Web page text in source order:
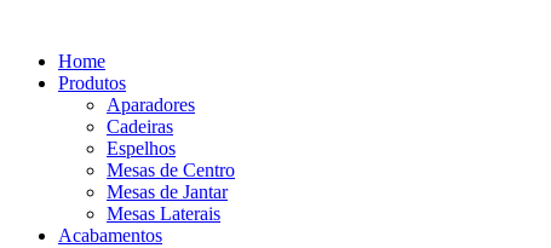
conteúdo
Home
Produtos
Aparadores
Cadeiras
Espelhos
Mesas de Centro
Mesas de Jantar
Mesas Laterais
Acabamentos